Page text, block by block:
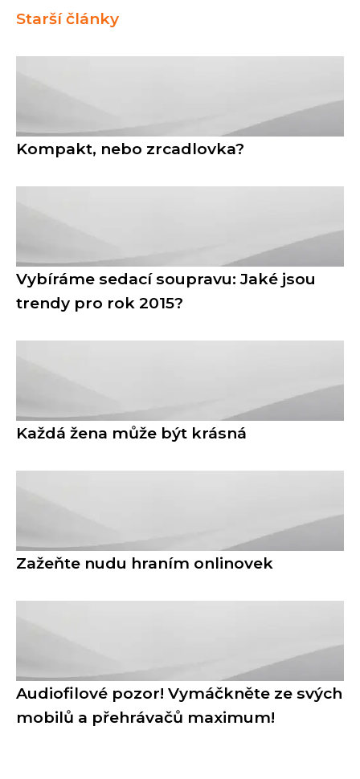
Starší články
Kompakt, nebo zrcadlovka?
Vybíráme sedací soupravu: Jaké jsou
trendy pro rok 2015?
Každá žena může být krásná
Zažeňte nudu hraním onlinovek
Audiofilové pozor! Vymáčkněte ze svých
mobilů a přehrávačů maximum!